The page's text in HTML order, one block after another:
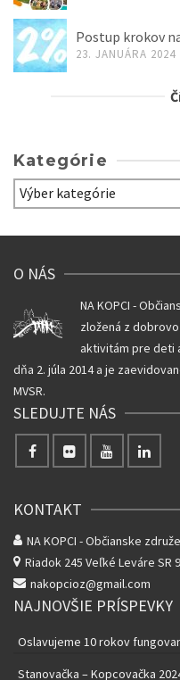
Postup krokov
23. JANUÁRA 2024
Kategórie
Kategórie
O NÁS
NA KOPCI -
zložená z
aktivitám pre deti
dňa 2. júla 2014 a je
MVSR.
SLEDUJTE NÁS
KONTAKT
NA KOPCI - Občianske
Riadok 245 Veľké Leváre SR
nakopcioz@gmail.com
NAJNOVŠIE PRÍSPEVKY
Oslavujeme 10 rokov
Stanovačka – Kopcovačka